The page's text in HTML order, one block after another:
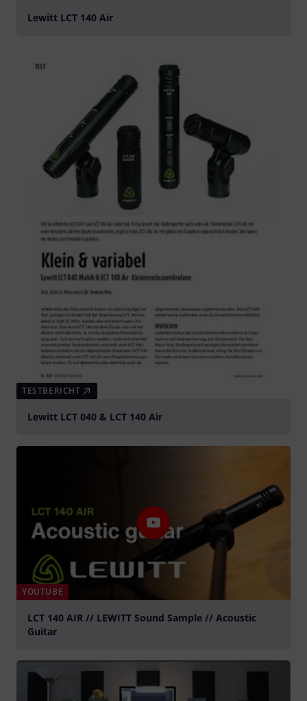
Lewitt LCT 140 Air
TESTBERICHT
Lewitt LCT 040 & LCT 140 Air
YOUTUBE
LCT 140 AIR // LEWITT Sound Sample // Acoustic
Guitar